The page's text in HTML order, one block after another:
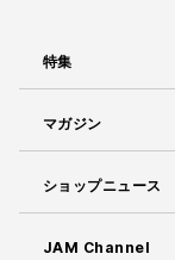
特集
マガジン
ショップニュース
JAM Channel